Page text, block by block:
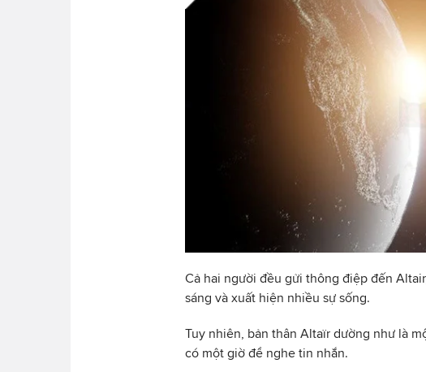
Cả hai người đều gửi thông điệp đến
sáng và xuất hiện nhiều sự sống.
Tuy nhiên, bản thân Altaïr dường như là
có một giờ để nghe tin nhắn.